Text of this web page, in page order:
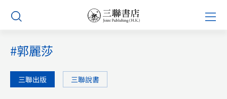
Skip
content
#郭麗莎
三聯出版 三聯說書